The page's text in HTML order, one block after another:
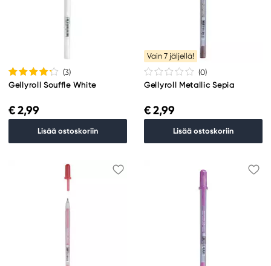
(3)
Gellyroll Souffle White
€ 2,99
Lisää ostoskoriin
Vain 7 jäljellä!
(0)
Gellyroll Metallic Sepia
€ 2,99
Lisää ostoskoriin